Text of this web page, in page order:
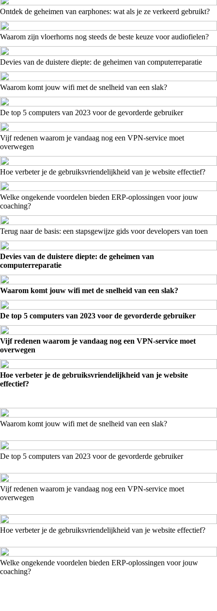
Ontdek de geheimen van earphones: wat als je ze verkeerd gebruikt?
Waarom zijn vloerhorns nog steeds de beste keuze voor audiofielen?
Devies van de duistere diepte: de geheimen van computerreparatie
Waarom komt jouw wifi met de snelheid van een slak?
De top 5 computers van 2023 voor de gevorderde gebruiker
Vijf redenen waarom je vandaag nog een VPN-service moet
overwegen
Hoe verbeter je de gebruiksvriendelijkheid van je website effectief?
Welke ongekende voordelen bieden ERP-oplossingen voor jouw
coaching?
Terug naar de basis: een stapsgewijze gids voor developers van toen
Devies van de duistere diepte: de geheimen van
computerreparatie
Waarom komt jouw wifi met de snelheid van een slak?
De top 5 computers van 2023 voor de gevorderde gebruiker
Vijf redenen waarom je vandaag nog een VPN-service moet
overwegen
Hoe verbeter je de gebruiksvriendelijkheid van je website
effectief?
Waarom komt jouw wifi met de snelheid van een slak?
De top 5 computers van 2023 voor de gevorderde gebruiker
Vijf redenen waarom je vandaag nog een VPN-service moet
overwegen
Hoe verbeter je de gebruiksvriendelijkheid van je website effectief?
Welke ongekende voordelen bieden ERP-oplossingen voor jouw
coaching?